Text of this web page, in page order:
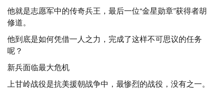
他就是志愿军中的传奇兵王，最后一位“金星勋章”获得者胡
修道。
他到底是如何凭借一人之力，完成了这样不可思议的任务
呢？
新兵面临最大危机
上甘岭战役是抗美援朝战争中，最惨烈的战役，没有之一。